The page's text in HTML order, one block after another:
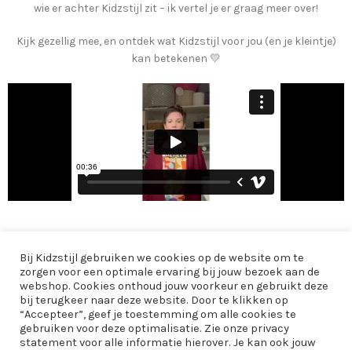
wie er achter Kidzstijl zit – ik vertel je er graag meer over!
Kijk gezellig mee, en ontdek wat Kidzstijl voor jou (en je kleintje)
kan betekenen 💛
INFORMATIE
EXTRA
Bij Kidzstijl gebruiken we cookies op de website om te
zorgen voor een optimale ervaring bij jouw bezoek aan de
webshop. Cookies onthoud jouw voorkeur en gebruikt deze
bij terugkeer naar deze website. Door te klikken op
“Accepteer”, geef je toestemming om alle cookies te
gebruiken voor deze optimalisatie. Zie onze privacy
statement voor alle informatie hierover. Je kan ook jouw